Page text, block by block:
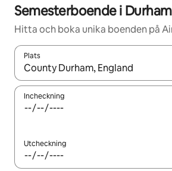
Semesterboende i Durham
Hitta och boka unika boenden på
Plats
När resultaten är tillgängliga kan du
Incheckning
Utcheckning